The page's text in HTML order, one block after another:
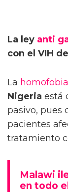
La ley anti
con el VIH
La homofobia
Nigeria está
pasivo, pues
pacientes
tratamiento
Malawi
en todo